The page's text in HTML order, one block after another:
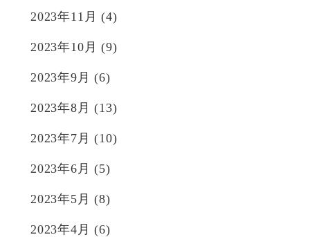
2023年11月 (4)
2023年10月 (9)
2023年9月 (6)
2023年8月 (13)
2023年7月 (10)
2023年6月 (5)
2023年5月 (8)
2023年4月 (6)